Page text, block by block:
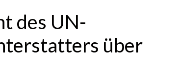
des UN-
über